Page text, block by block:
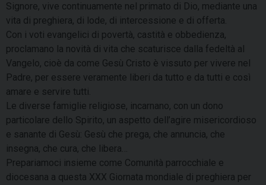
Signore, vive continuamente nel primato di Dio, mediante una
vita di preghiera, di lode, di intercessione e di offerta.
Con i voti evangelici di povertà, castità e obbedienza,
proclamano la novità di vita che scaturisce dalla fedeltà al
Vangelo, cioè da come Gesù Cristo è vissuto per vivere nel
Padre, per essere veramente liberi da tutto e da tutti e così
amare e servire tutti.
Le diverse famiglie religiose, incarnano, con un dono
particolare dello Spirito, un aspetto dell’agire misericordioso
e sanante di Gesù: Gesù che prega, che annuncia, che
insegna, che cura, che libera…
Prepariamoci insieme come Comunità parrocchiale e
diocesana a questa XXX Giornata mondiale di preghiera per